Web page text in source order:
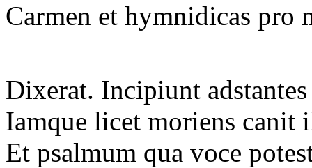
Carmen et hymnidicas pro
Dixerat. Incipiunt
Iamque licet moriens
Et psalmum qua voce